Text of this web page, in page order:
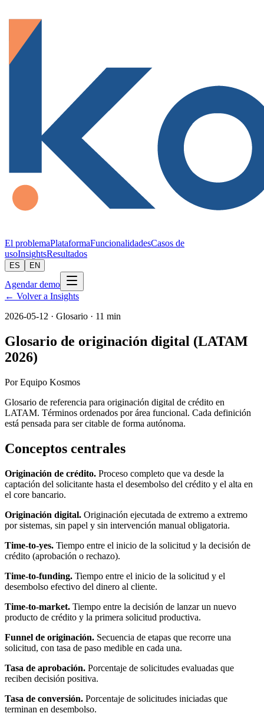
El problemaPlataformaFuncionalidadesCasos de
usoInsightsResultados
ES EN
Agendar demo
← Volver a Insights
2026-05-12 · Glosario · 11 min
Glosario de originación digital (LATAM
2026)
Por Equipo Kosmos
Glosario de referencia para originación digital de crédito en
LATAM. Términos ordenados por área funcional. Cada definición
está pensada para ser citable de forma autónoma.
Conceptos centrales
Originación de crédito. Proceso completo que va desde la
captación del solicitante hasta el desembolso del crédito y el alta en
el core bancario.
Originación digital. Originación ejecutada de extremo a extremo
por sistemas, sin papel y sin intervención manual obligatoria.
Time-to-yes. Tiempo entre el inicio de la solicitud y la decisión de
crédito (aprobación o rechazo).
Time-to-funding. Tiempo entre el inicio de la solicitud y el
desembolso efectivo del dinero al cliente.
Time-to-market. Tiempo entre la decisión de lanzar un nuevo
producto de crédito y la primera solicitud productiva.
Funnel de originación. Secuencia de etapas que recorre una
solicitud, con tasa de paso medible en cada una.
Tasa de aprobación. Porcentaje de solicitudes evaluadas que
reciben decisión positiva.
Tasa de conversión. Porcentaje de solicitudes iniciadas que
terminan en desembolso.